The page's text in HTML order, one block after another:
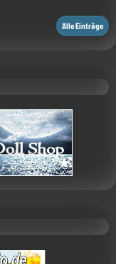
Alle Einträge